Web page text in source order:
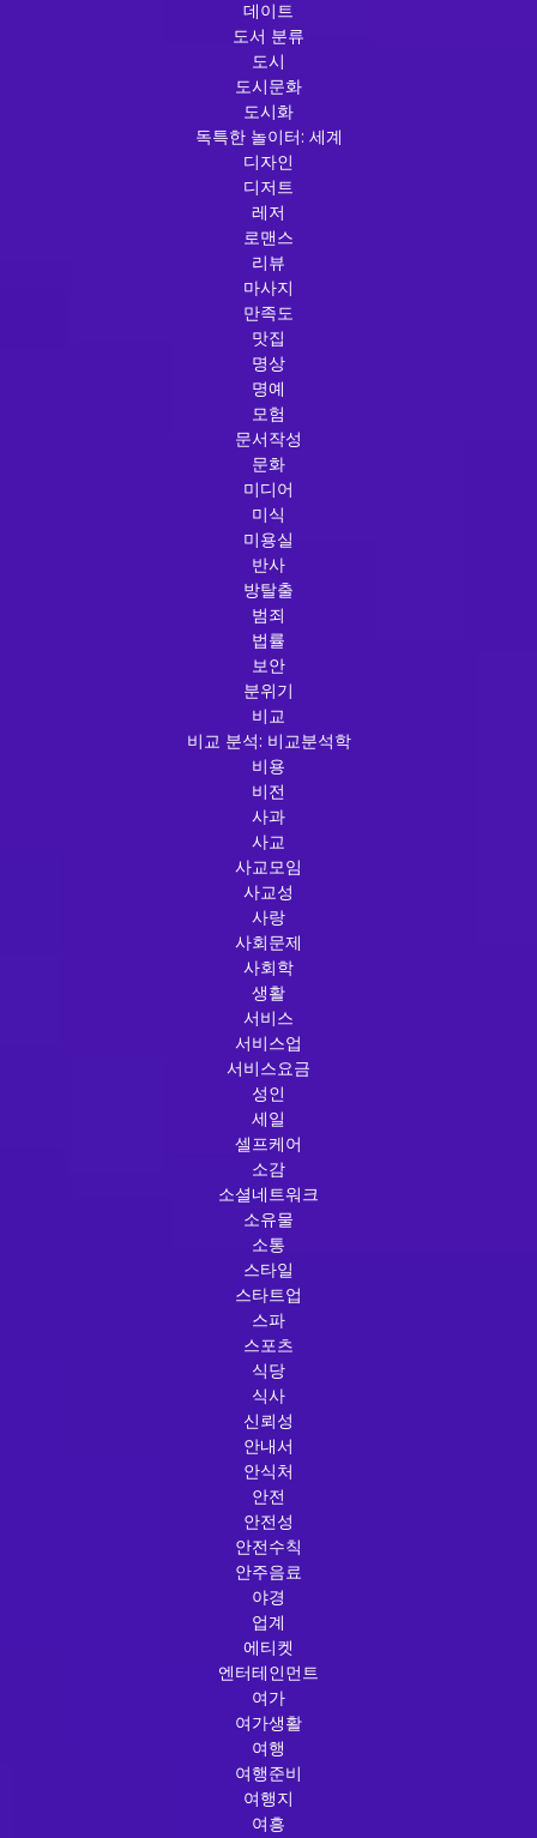
데이트
도서 분류
도시
도시문화
도시화
독특한 놀이터: 세계
디자인
디저트
레저
로맨스
리뷰
마사지
만족도
맛집
명상
명예
모험
문서작성
문화
미디어
미식
미용실
반사
방탈출
범죄
법률
보안
분위기
비교
비교 분석: 비교분석학
비용
비전
사과
사교
사교모임
사교성
사랑
사회문제
사회학
생활
서비스
서비스업
서비스요금
성인
세일
셀프케어
소감
소셜네트워크
소유물
소통
스타일
스타트업
스파
스포츠
식당
식사
신뢰성
안내서
안식처
안전
안전성
안전수칙
안주음료
야경
업계
에티켓
엔터테인먼트
여가
여가생활
여행
여행준비
여행지
여흥